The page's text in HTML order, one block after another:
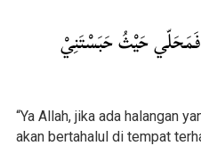
حَيْثُ حَبَسْتَنِيْ
“Ya Allah, jika ada halangan
akan bertahalul di tempat